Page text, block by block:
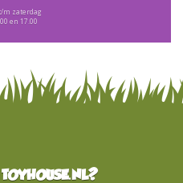
m zaterdag
en 17.00